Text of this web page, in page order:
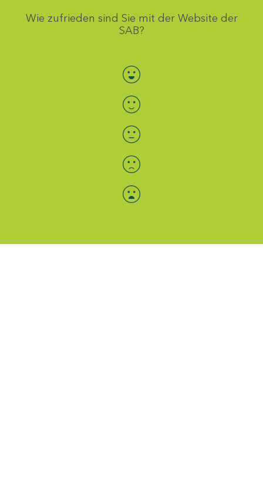
Wie zufrieden sind Sie mit der Website der
SAB?
Bewertung auswählen